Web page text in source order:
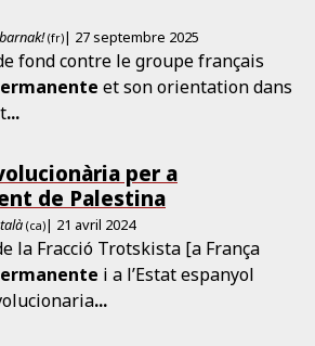
(fr)| 27 septembre 2025
fond contre le groupe français
et son orientation dans
...
per a
de Palestina
(ca)| 21 avril 2024
la Fracció Trotskista [a França
i a l’Estat espanyol
...